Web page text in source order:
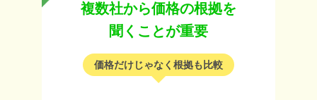
複数社から価格の根拠を
聞くことが重要
価格だけじゃなく根拠も比較